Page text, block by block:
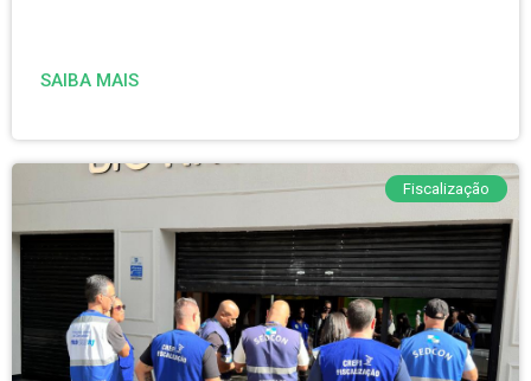
SAIBA MAIS
Fiscalização